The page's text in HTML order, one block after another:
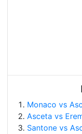
Monaco vs
Asceta vs
Santone vs